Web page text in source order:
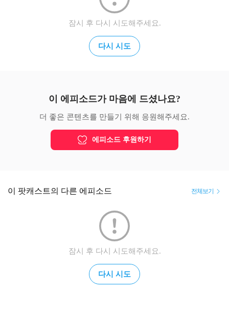
잠시 후 다시 시도해주세요.
다시 시도
이 에피소드가 마음에 드셨나요?
더 좋은 콘텐츠를 만들기 위해 응원해주세요.
에피소드 후원하기
이 팟캐스트의 다른 에피소드 전체보기
잠시 후 다시 시도해주세요.
다시 시도